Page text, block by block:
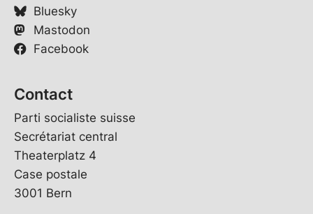
Bluesky
Mastodon
Facebook
Contact
Parti socialiste suisse
Secrétariat central
Theaterplatz 4
Case postale
3001 Bern